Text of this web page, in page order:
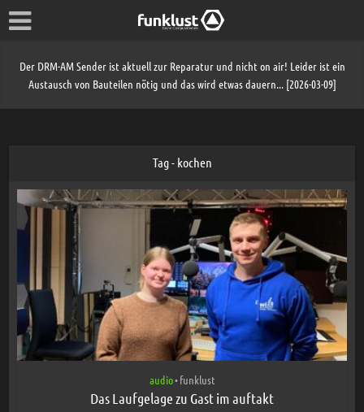
Der DRM-AM Sender ist aktuell zur Reparatur und nicht on air! Leider ist ein
Austausch von Bauteilen nötig und das wird etwas dauern... [2026-03-09]
Tag - kochen
audio• funklust
Das Laufgelage zu Gast im auftakt